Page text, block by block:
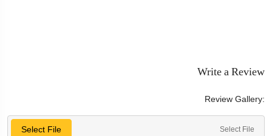
Write a Review
Review Gallery:
Select File Select File